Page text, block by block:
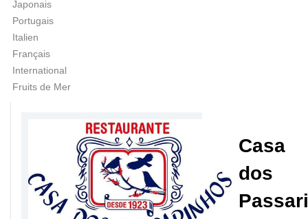
Japonais
Portugais
Italien
Français
International
Fruits de Mer
Casa
dos